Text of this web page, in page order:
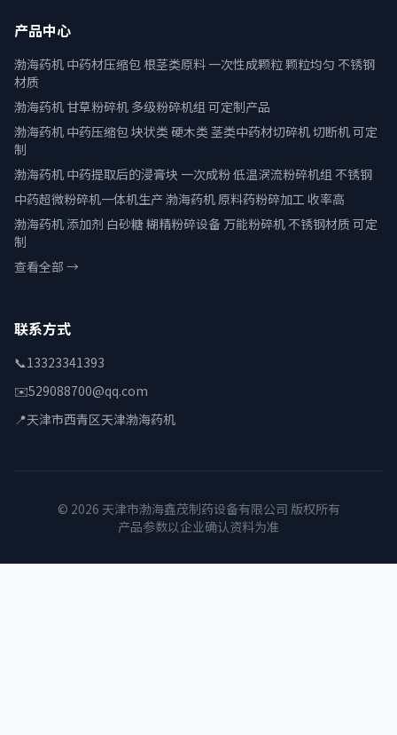
产品中心
渤海药机 中药材压缩包 根茎类原料 一次性成颗粒 颗粒均匀 不锈钢
材质
渤海药机 甘草粉碎机 多级粉碎机组 可定制产品
渤海药机 中药压缩包 块状类 硬木类 茎类中药材切碎机 切断机 可定
制
渤海药机 中药提取后的浸膏块 一次成粉 低温涡流粉碎机组 不锈钢
中药超微粉碎机一体机生产 渤海药机 原料药粉碎加工 收率高
渤海药机 添加剂 白砂糖 糊精粉碎设备 万能粉碎机 不锈钢材质 可定
制
查看全部 →
联系方式
📞13323341393
✉️529088700@qq.com
📍天津市西青区天津渤海药机
© 2026 天津市渤海鑫茂制药设备有限公司 版权所有
产品参数以企业确认资料为准